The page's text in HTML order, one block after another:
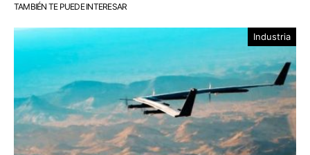
TAMBIÉN TE PUEDE INTERESAR
Industria